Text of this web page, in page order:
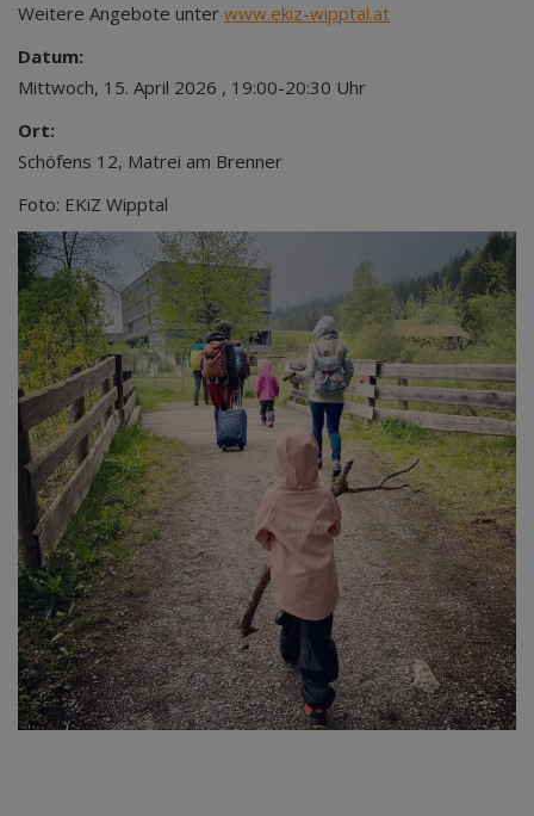
Weitere Angebote unter www.ekiz-wipptal.at
Datum:
Mittwoch, 15. April 2026 , 19:00-20:30 Uhr
Ort:
Schöfens 12, Matrei am Brenner
Foto: EKiZ Wipptal